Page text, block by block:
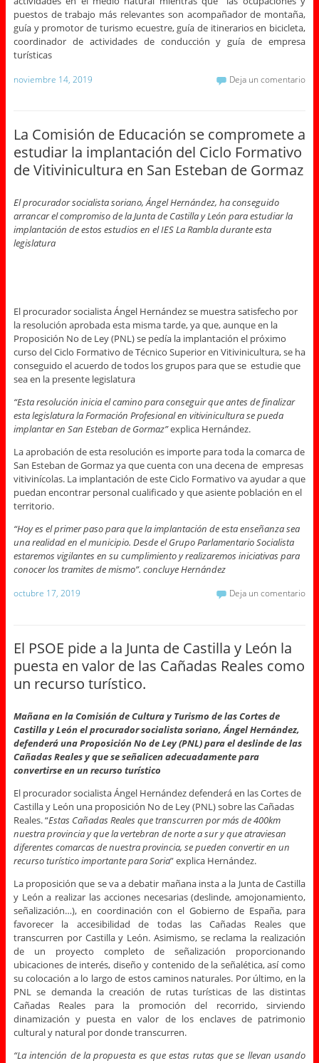
puestos de trabajo más relevantes son acompañador de montaña,
guía y promotor de turismo ecuestre, guía de itinerarios en bicicleta,
coordinador de actividades de conducción y guía de empresa
turísticas
noviembre 14, 2019 Deja un comentario
La Comisión de Educación se compromete a
estudiar la implantación del Ciclo Formativo
de Vitivinicultura en San Esteban de Gormaz
El procurador socialista soriano, Ángel Hernández, ha conseguido
arrancar el compromiso de la Junta de Castilla y León para estudiar la
implantación de estos estudios en el IES La Rambla durante esta
legislatura
El procurador socialista Ángel Hernández se muestra satisfecho por
la resolución aprobada esta misma tarde, ya que, aunque en la
Proposición No de Ley (PNL) se pedía la implantación el próximo
curso del Ciclo Formativo de Técnico Superior en Vitivinicultura, se ha
conseguido el acuerdo de todos los grupos para que se estudie que
sea en la presente legislatura
“Esta resolución inicia el camino para conseguir que antes de finalizar
esta legislatura la Formación Profesional en vitivinicultura se pueda
implantar en San Esteban de Gormaz”explica Hernández.
La aprobación de esta resolución es importe para toda la comarca de
San Esteban de Gormaz ya que cuenta con una decena de empresas
vitivinícolas. La implantación de este Ciclo Formativo va ayudar a que
puedan encontrar personal cualificado y que asiente población en el
territorio.
“Hoy es el primer paso para que la implantación de esta enseñanza sea
una realidad en el municipio. Desde el Grupo Parlamentario Socialista
estaremos vigilantes en su cumplimiento y realizaremos iniciativas para
conocer los tramites de mismo”. concluye Hernández
octubre 17, 2019 Deja un comentario
El PSOE pide a la Junta de Castilla y León la
puesta en valor de las Cañadas Reales como
un recurso turístico.
Mañana en la Comisión de Cultura y Turismo de las Cortes de
Castilla y León el procurador socialista soriano, Ángel Hernández,
defenderá una Proposición No de Ley (PNL) para el deslinde de las
Cañadas Reales y que se señalicen adecuadamente para
convertirse en un recurso turístico
El procurador socialista Ángel Hernández defenderá en las Cortes de
Castilla y León una proposición No de Ley (PNL) sobre las Cañadas
Reales. “Estas Cañadas Reales que transcurren por más de 400km
nuestra provincia y que la vertebran de norte a sur y que atraviesan
diferentes comarcas de nuestra provincia, se pueden convertir en un
recurso turístico importante para Soria” explica Hernández.
La proposición que se va a debatir mañana insta a la Junta de Castilla
y León a realizar las acciones necesarias (deslinde, amojonamiento,
señalización…), en coordinación con el Gobierno de España, para
favorecer la accesibilidad de todas las Cañadas Reales que
transcurren por Castilla y León. Asimismo, se reclama la realización
de un proyecto completo de señalización proporcionando
ubicaciones de interés, diseño y contenido de la señalética, así como
su colocación a lo largo de estos caminos naturales. Por último, en la
PNL se demanda la creación de rutas turísticas de las distintas
Cañadas Reales para la promoción del recorrido, sirviendo
dinamización y puesta en valor de los enclaves de patrimonio
cultural y natural por donde transcurren.
“La intención de la propuesta es que estas rutas que se llevan usando